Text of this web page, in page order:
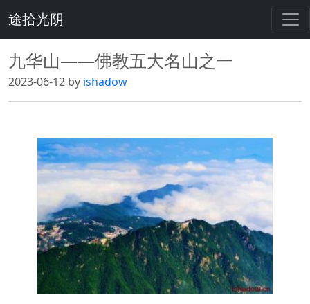
途拾光阴
九华山——佛教五大名山之一
2023-06-12 by ishadow